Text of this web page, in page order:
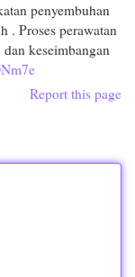
penyembuhan
. Proses perawatan
keseimbangan
Report this page